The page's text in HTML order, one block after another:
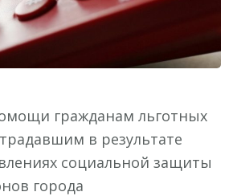
гражданам льготных
в результате
социальной защиты
города